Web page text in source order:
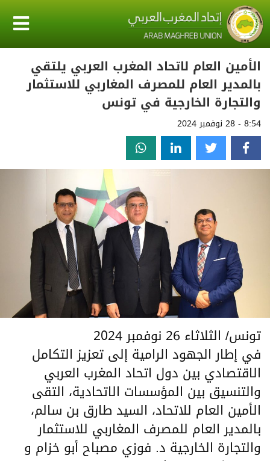
الأمين العام لاتحاد المغرب العربي يلتقي
بالمدير العام للمصرف المغاربي للاستثمار
والتجارة الخارجية في تونس
8:54 - 28 نوفمبر 2024
تونس/ الثلاثاء 26 نوفمبر 2024
في إطار الجهود الرامية إلى تعزيز التكامل
الاقتصادي بين دول اتحاد المغرب العربي
والتنسيق بين المؤسسات الاتحادية، التقى
الأمين العام للاتحاد، السيد طارق بن سالم،
بالمدير العام للمصرف المغاربي للاستثمار
والتجارة الخارجية د. فوزي مصباح أبو خزام و